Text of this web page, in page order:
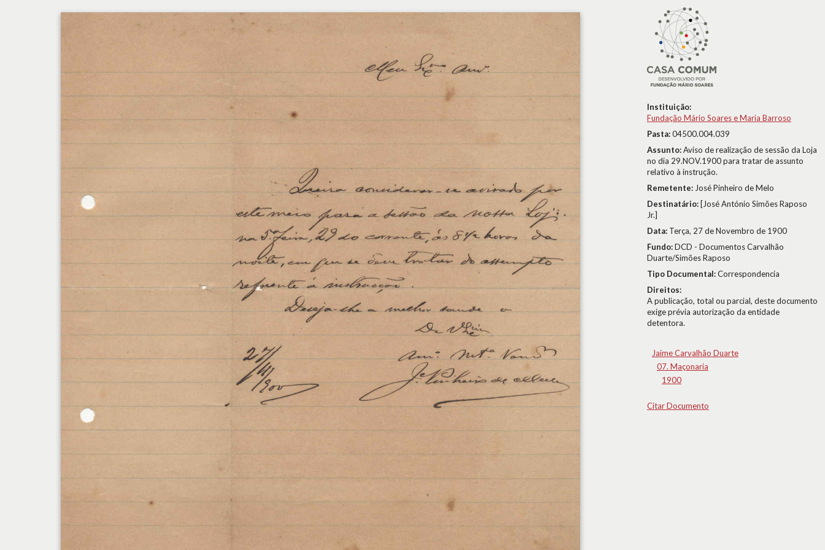
Instituição:
Fundação Mário Soares e Maria Barroso
Pasta:04500.004.039
Assunto:Aviso de realização de sessão da Loja
no dia 29.NOV.1900 para tratar de assunto
relativo à instrução.
Remetente: José Pinheiro de Melo
Destinatário: [José António Simões Raposo
Jr.]
Data: Terça, 27 de Novembro de 1900
Fundo:DCD - Documentos Carvalhão
Duarte/Simões Raposo
Tipo Documental:Correspondencia
Direitos:
A publicação, total ou parcial, deste documento
exige prévia autorização da entidade
detentora.
Jaime Carvalhão Duarte
07. Maçonaria
1900
Citar Documento